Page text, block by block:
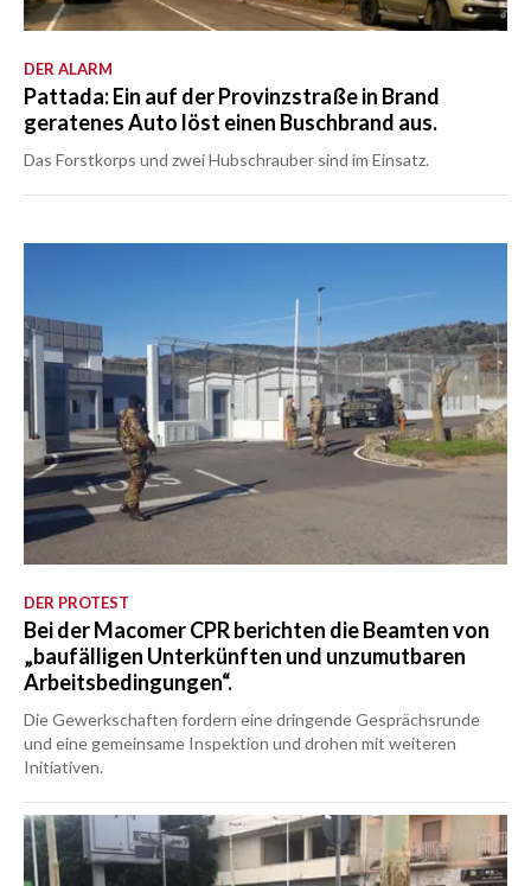
DER ALARM
Pattada: Ein auf der Provinzstraße in Brand
geratenes Auto löst einen Buschbrand aus.
Das Forstkorps und zwei Hubschrauber sind im Einsatz.
DER PROTEST
Bei der Macomer CPR berichten die Beamten von
„baufälligen Unterkünften und unzumutbaren
Arbeitsbedingungen“.
Die Gewerkschaften fordern eine dringende Gesprächsrunde
und eine gemeinsame Inspektion und drohen mit weiteren
Initiativen.